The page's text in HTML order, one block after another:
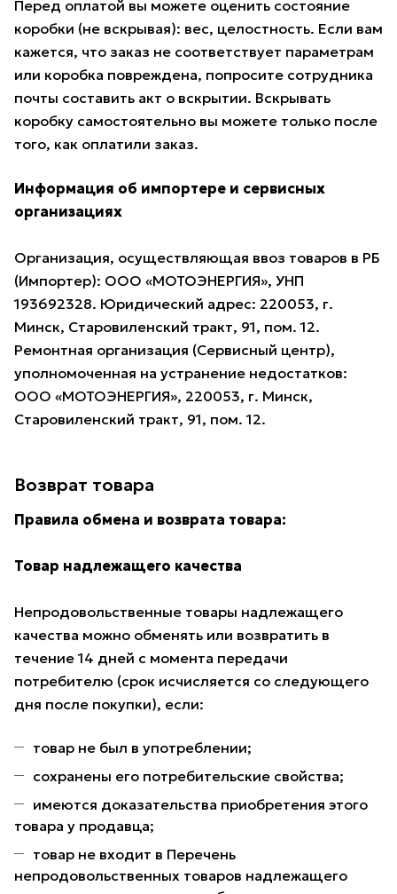
Перед оплатой вы можете оценить состояние
коробки (не вскрывая): вес, целостность. Если вам
кажется, что заказ не соответствует параметрам
или коробка повреждена, попросите сотрудника
почты составить акт о вскрытии. Вскрывать
коробку самостоятельно вы можете только после
того, как оплатили заказ.
Информация об импортере и сервисных
организациях
Организация, осуществляющая ввоз товаров в РБ
(Импортер): ООО «МОТОЭНЕРГИЯ», УНП
193692328. Юридический адрес: 220053, г.
Минск, Старовиленский тракт, 91, пом. 12.
Ремонтная организация (Сервисный центр),
уполномоченная на устранение недостатков:
ООО «МОТОЭНЕРГИЯ», 220053, г. Минск,
Старовиленский тракт, 91, пом. 12.
Возврат товара
Правила обмена и возврата товара:
Товар надлежащего качества
Непродовольственные товары надлежащего
качества можно обменять или возвратить в
течение 14 дней с момента передачи
потребителю (срок исчисляется со следующего
дня после покупки), если:
товар не был в употреблении;
сохранены его потребительские свойства;
имеются доказательства приобретения этого
товара у продавца;
товар не входит в Перечень
непродовольственных товаров надлежащего